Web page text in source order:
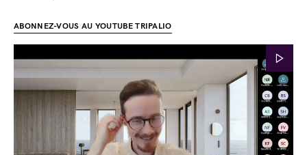
ABONNEZ-VOUS AU YOUTUBE TRIPALIO